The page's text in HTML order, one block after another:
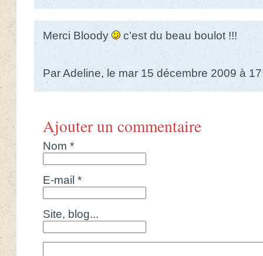
Merci Bloody c’est du beau boulot !!!
Par Adeline, le mar 15 décembre 2009 à
Ajouter un commentaire
Nom *
E-mail *
Site, blog...